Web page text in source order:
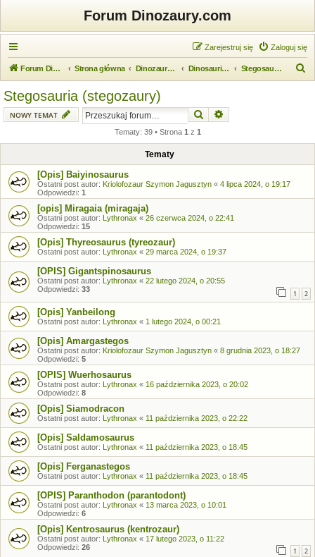
Forum Dinozaury.com
Zaloguj się
Zarejestruj się
Forum Dinozaury.com Strona główna Dinozaurologia Dinosauria (dinozaury) Stegosauria (stegozaury)
Stegosauria (stegozaury)
NOWY TEMAT Szukaj
Tematy: 39 • Strona 1 z 1
Tematy
[Opis] Baiyinosaurus
Ostatni post autor: Kriolofozaur Szymon Jagusztyn « 4 lipca 2024, o 19:17
Odpowiedzi: 1
[opis] Miragaia (miragaja)
Ostatni post autor: Lythronax « 26 czerwca 2024, o 22:41
Odpowiedzi: 15
[Opis] Thyreosaurus (tyreozaur)
Ostatni post autor: Lythronax « 29 marca 2024, o 19:37
[OPIS] Gigantspinosaurus
Ostatni post autor: Lythronax « 22 lutego 2024, o 20:55
Odpowiedzi: 33 1 2
[Opis] Yanbeilong
Ostatni post autor: Lythronax « 1 lutego 2024, o 00:21
[Opis] Amargastegos
Ostatni post autor: Kriolofozaur Szymon Jagusztyn « 8 grudnia 2023, o 18:27
Odpowiedzi: 5
[OPIS] Wuerhosaurus
Ostatni post autor: Lythronax « 16 października 2023, o 20:02
Odpowiedzi: 8
[Opis] Siamodracon
Ostatni post autor: Lythronax « 11 października 2023, o 22:22
[Opis] Saldamosaurus
Ostatni post autor: Lythronax « 11 października 2023, o 18:45
[Opis] Ferganastegos
Ostatni post autor: Lythronax « 11 października 2023, o 18:45
[OPIS] Paranthodon (parantodont)
Ostatni post autor: Lythronax « 13 marca 2023, o 10:01
Odpowiedzi: 6
[Opis] Kentrosaurus (kentrozaur)
Ostatni post autor: Lythronax « 17 lutego 2023, o 11:22
Odpowiedzi: 26 1 2